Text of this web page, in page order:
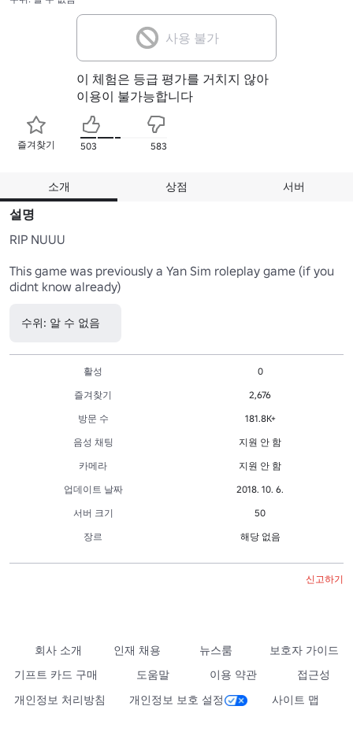
사용 불가
이 체험은 등급 평가를 거치지 않아
이용이 불가능합니다
즐겨찾기 503 583
소개 상점 서버
설명
RIP NUUU
This game was previously a Yan Sim roleplay game (if you
didnt know already)
수위: 알 수 없음
활성
0
즐겨찾기
2,676
방문 수
181.8K+
음성 채팅
지원 안 함
카메라
지원 안 함
업데이트 날짜
2018. 10. 6.
서버 크기
50
장르
해당 없음
신고하기
회사 소개 인재 채용 뉴스룸
보호자 가이드
기프트 카드 구매
도움말 이용 약관
접근성
개인정보 처리방침
개인정보 보호 설정 사이트 맵